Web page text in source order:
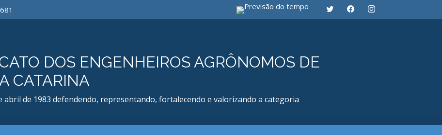
DOS ENGENHEIROS AGRÔNOMOS DE
CATARINA
abril de 1983 defendendo, representando, fortalecendo e valorizando a categoria